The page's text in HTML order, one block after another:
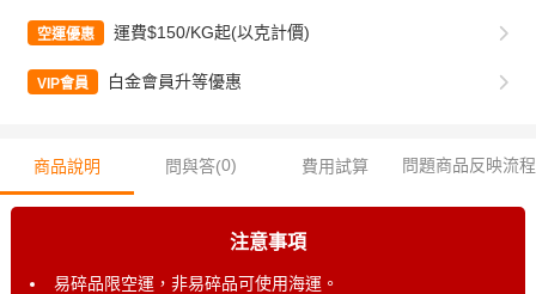
空運優惠 運費$150/KG起(以克計價)
VIP會員 白金會員升等優惠
商品說明 問與答(0) 費用試算 問題商品反映流程
注意事項
易碎品限空運，非易碎品可使用海運。